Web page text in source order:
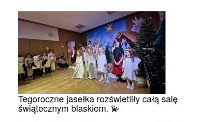
Tegoroczne jasełka rozświetliły całą salę
świątecznym blaskiem. 💫